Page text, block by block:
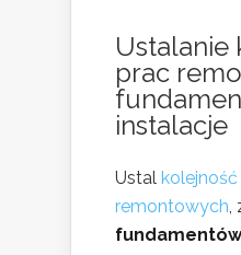
Ustalanie
prac
instalacje
Ustal
remontowych
fundamentów